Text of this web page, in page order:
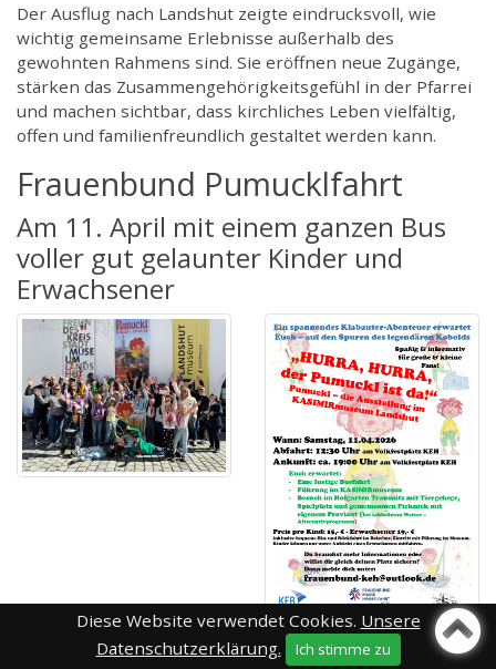
Der Ausflug nach Landshut zeigte eindrucksvoll, wie
wichtig gemeinsame Erlebnisse außerhalb des
gewohnten Rahmens sind. Sie eröffnen neue Zugänge,
stärken das Zusammengehörigkeitsgefühl in der Pfarrei
und machen sichtbar, dass kirchliches Leben vielfältig,
offen und familienfreundlich gestaltet werden kann.
Frauenbund Pumucklfahrt
Am 11. April mit einem ganzen Bus
voller gut gelaunter Kinder und
Erwachsener
Diese Website verwendet Cookies. Unsere
Datenschutzerklärung.
Ich stimme zu